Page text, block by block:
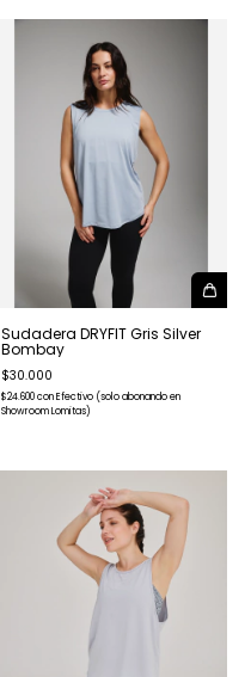
Sudadera DRYFIT Gris Silver
Bombay
$30.000
$24.600conEfectivo (solo abonando en
Showroom Lomitas)